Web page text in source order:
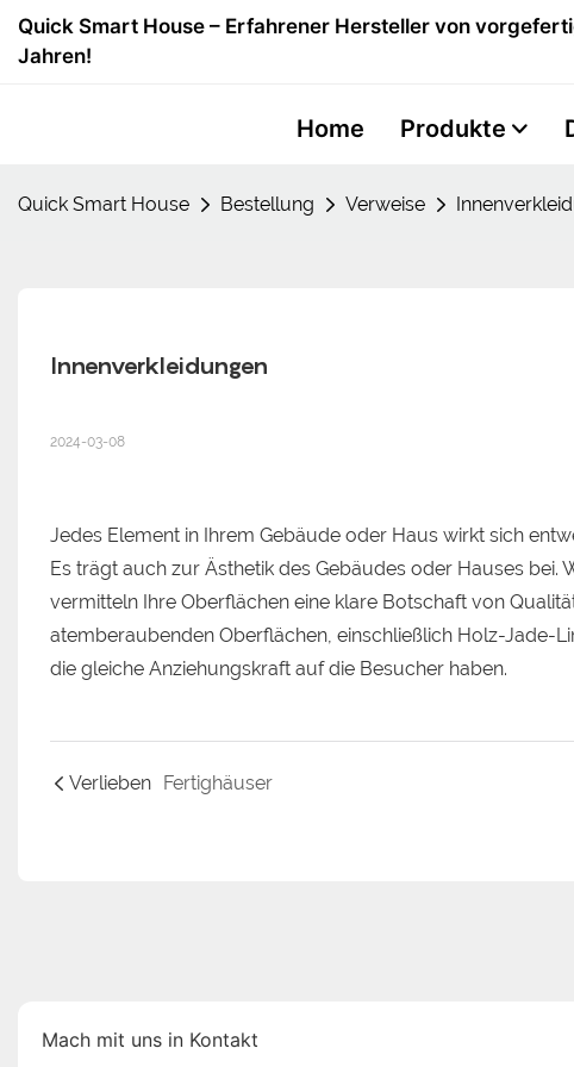
Quick Smart House – Erfahrener Hersteller von
Jahren!
Home Produkte
Quick Smart House Bestellung Verweise
Innenverkleidungen
2024-03-08
Jedes Element in Ihrem Gebäude oder Haus wirkt sich
Es trägt auch zur Ästhetik des Gebäudes oder Hauses bei.
vermitteln Ihre Oberflächen eine klare Botschaft von
atemberaubenden Oberflächen, einschließlich Holz-Jade-
die gleiche Anziehungskraft auf die Besucher haben.
Verlieben Fertighäuser
Mach mit uns in Kontakt